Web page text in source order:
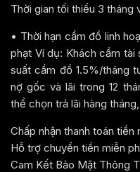
Thời gian tối thiểu 3 tháng
• Thời hạn cầm đồ linh
phạt Ví dụ: Khách cầm tài
suất cầm đồ 1.5%/tháng
nợ gốc và lãi trong 12
thể chọn trả lãi hàng
Chấp nhận thanh toán
Hỗ trợ chuyển tiền miễn
Cam Kết Bảo Mật Thông